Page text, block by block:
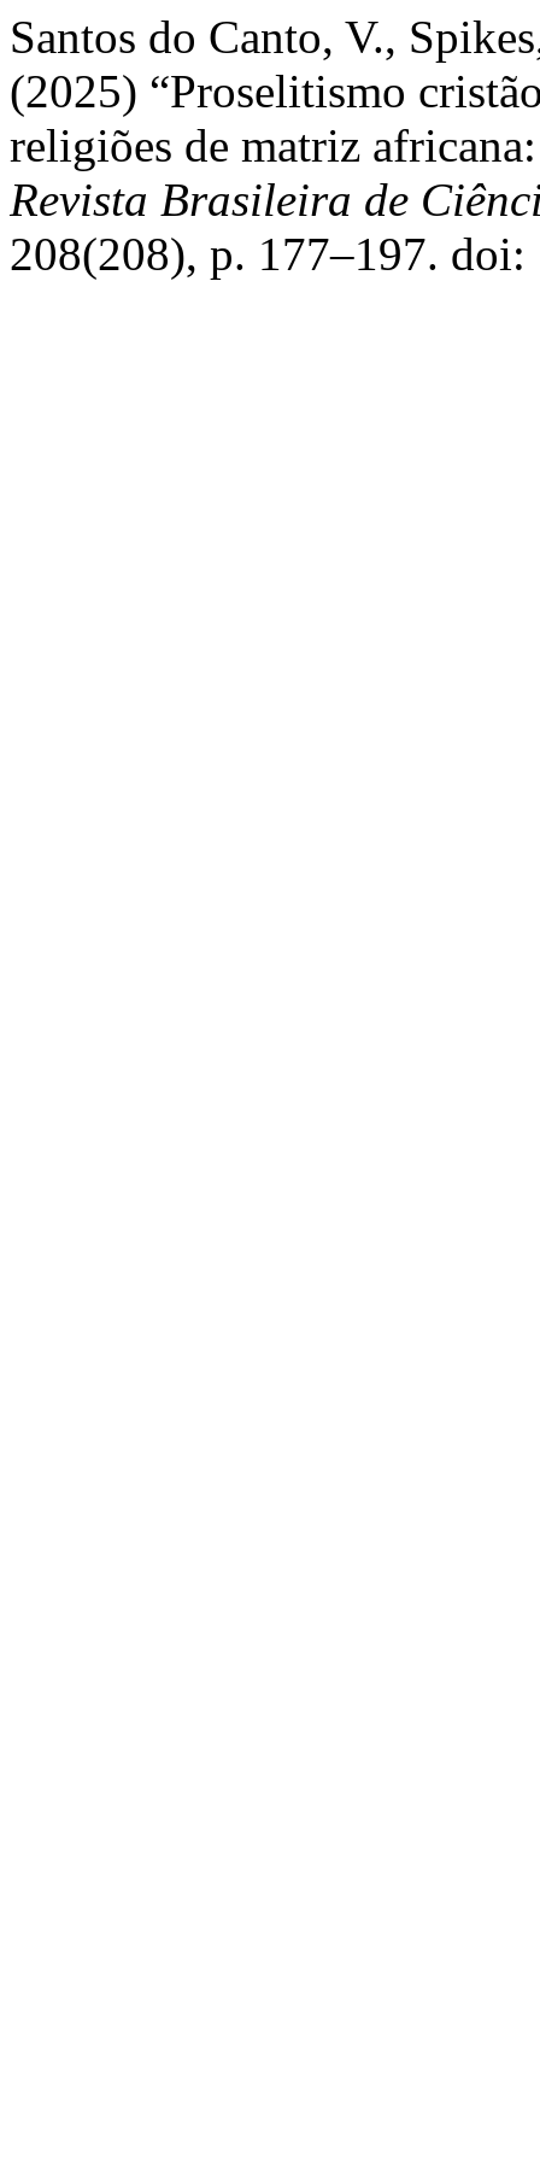
Santos do Canto, V.,
(2025) “Proselitismo
religiões de matriz
Revista Brasileira de
208(208), p. 177–197.